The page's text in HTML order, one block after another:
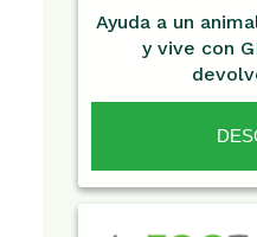
Ayuda a un
y vive con